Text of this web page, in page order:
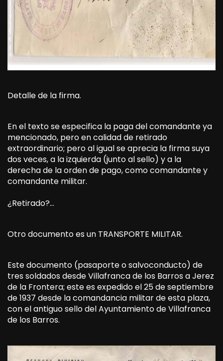
Detalle de la firma.
En el texto se especifica la paga del comandante ya
mencionado, pero en calidad de retirado
extraordinario; pero al igual se aprecia la firma suya
dos veces, a la izquierda (junto al sello) y a la
derecha de la orden de pago, como comandante y
comandante militar.
¿Retirado?…
Otro documento es un TRANSPORTE MILITAR.
Este documento (pasaporte o salvoconducto) de
tres soldados desde Villafranca de los Barros a Jerez
de la Frontera; este es expedido el 25 de septiembre
de 1937 desde la comandancia militar de esta plaza,
con el antiguo sello del Ayuntamiento de Villafranca
de los Barros.